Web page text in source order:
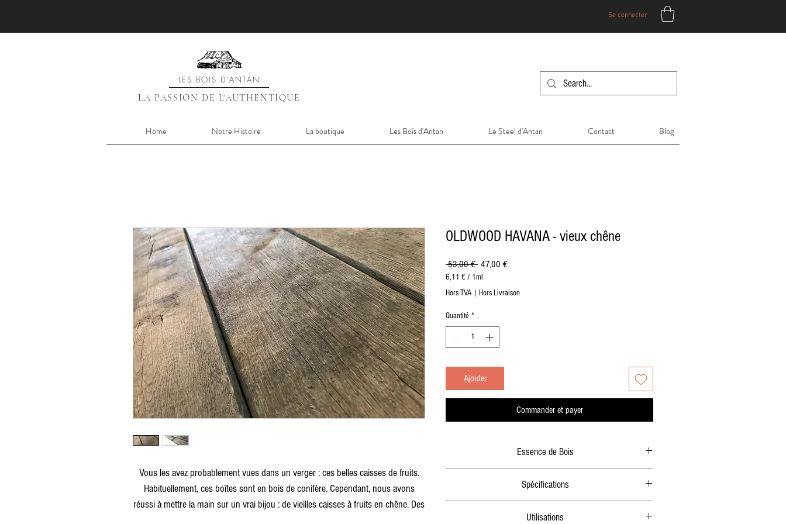
Se connecter
LES BOIS D'ANTAN
LA PASSION DE L'AUTHENTIQUE
Home Notre Histoire La boutique Les Bois d'Antan Le Steel d'Antan Contact Blog
Vous les avez probablement vues dans un verger : ces belles caisses de fruits.
Habituellement, ces boîtes sont en bois de conifère. Cependant, nous avons
réussi à mettre la main sur un vrai bijou : de vieilles caisses à fruits en chêne. Des
OLDWOOD HAVANA - vieux chêne
53,00 € Prix
original
47,00 €Prix
6,11 €/ 1ml
6,11 €
1
Hors TVA Hors Livraison
Quantité *
Ajouter
Commander et payer
Essence de Bois
Spécifications
Largeur : environ 120 à 140 mm
Utilisations